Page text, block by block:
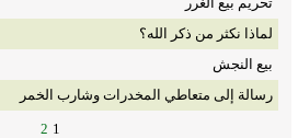
لماذا نكثر من ذكر الله؟
بيع النجش
رسالة إلى متعاطي المخدرات وشارب الخمر
1
2